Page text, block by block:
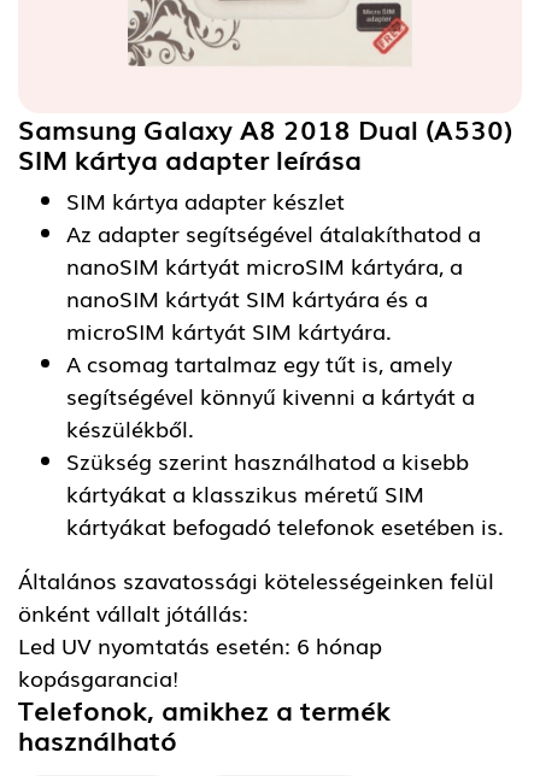
Samsung Galaxy A8 2018 Dual (A530)
SIM kártya adapterleírása
SIM kártya adapter készlet
Az adapter segítségével átalakíthatod a
nanoSIM kártyát microSIM kártyára, a
nanoSIM kártyát SIM kártyára és a
microSIM kártyát SIM kártyára.
A csomag tartalmaz egy tűt is, amely
segítségével könnyű kivenni a kártyát a
készülékből.
Szükség szerint használhatod a kisebb
kártyákat a klasszikus méretű SIM
kártyákat befogadó telefonok esetében is.
Általános szavatossági kötelességeinken felül
önként vállalt jótállás:
Led UV nyomtatás esetén: 6 hónap
kopásgarancia!
Telefonok, amikhez a termék
használható